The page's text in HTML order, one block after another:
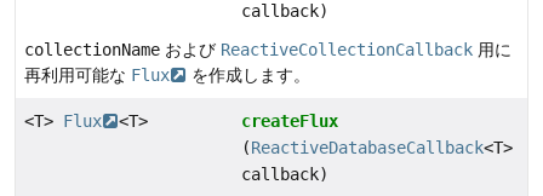
callback)
collectionName および ReactiveCollectionCallback 用に
再利用可能な Flux を作成します。
<T> Flux <T>
createFlux
(ReactiveDatabaseCallback<T>
callback)